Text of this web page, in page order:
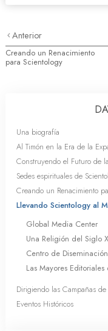
Anterior
Creando un Renacimiento
para Scientology
Una biografía
Al Timón en la Era de la
Construyendo el Futuro de
Sedes espirituales de
Creando un Renacimiento
Llevando Scientology al
Global Media Center
Una Religión del Siglo
Centro de
Las Mayores
Dirigiendo las Campañas
Eventos Históricos